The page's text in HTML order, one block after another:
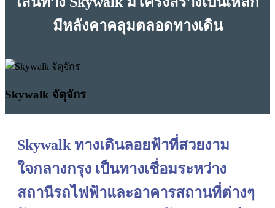
มีหลังคาคลุมตลอดทางเดิน
Skywalk จัตุจักร
Skywalk ทางเดินลอยฟ้าที่สวยงาม
ใจกลางกรุง เป็นทางเชื่อมระหว่าง
สถานีรถไฟฟ้าและอาคารสถานที่ต่างๆ